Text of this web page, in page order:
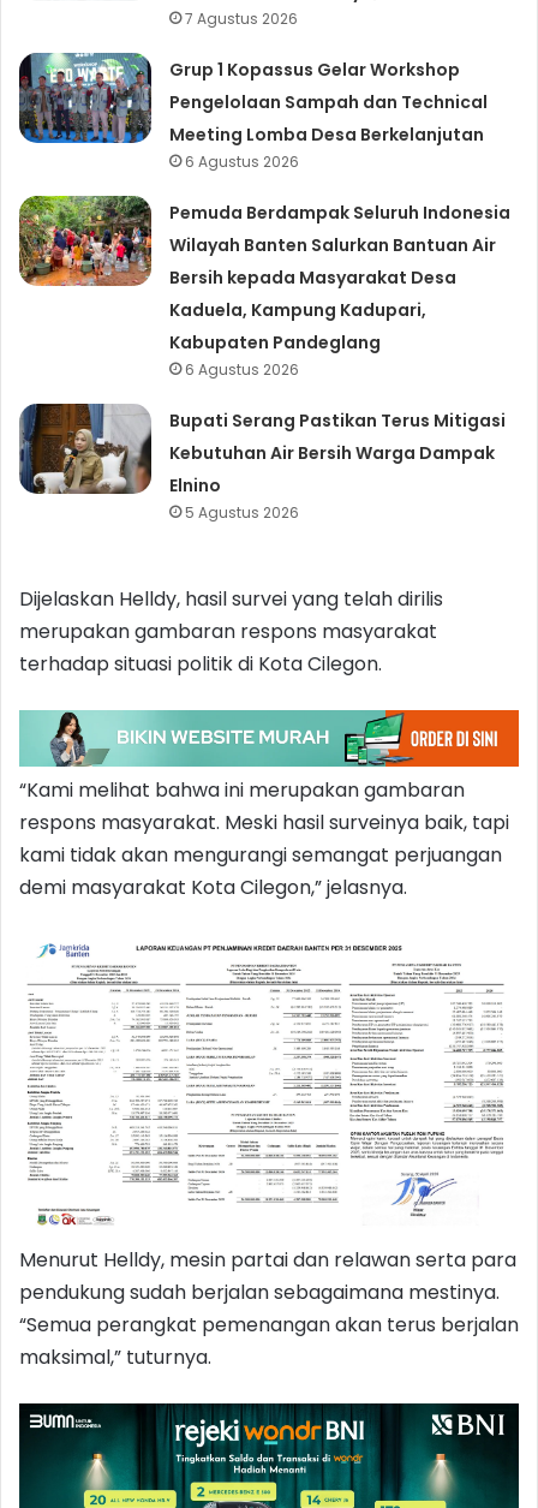
7 Agustus 2026
Grup 1 Kopassus Gelar Workshop
Pengelolaan Sampah dan Technical
Meeting Lomba Desa Berkelanjutan
6 Agustus 2026
Pemuda Berdampak Seluruh Indonesia
Wilayah Banten Salurkan Bantuan Air
Bersih kepada Masyarakat Desa
Kaduela, Kampung Kadupari,
Kabupaten Pandeglang
6 Agustus 2026
Bupati Serang Pastikan Terus Mitigasi
Kebutuhan Air Bersih Warga Dampak
Elnino
5 Agustus 2026
Dijelaskan Helldy, hasil survei yang telah dirilis
merupakan gambaran respons masyarakat
terhadap situasi politik di Kota Cilegon.
“Kami melihat bahwa ini merupakan gambaran
respons masyarakat. Meski hasil surveinya baik, tapi
kami tidak akan mengurangi semangat perjuangan
demi masyarakat Kota Cilegon,” jelasnya.
Menurut Helldy, mesin partai dan relawan serta para
pendukung sudah berjalan sebagaimana mestinya.
“Semua perangkat pemenangan akan terus berjalan
maksimal,” tuturnya.